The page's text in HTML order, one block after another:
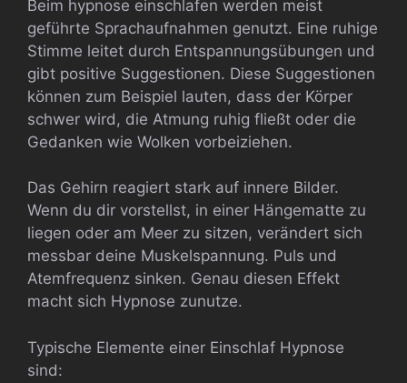
Beim hypnose einschlafen werden meist
geführte Sprachaufnahmen genutzt. Eine ruhige
Stimme leitet durch Entspannungsübungen und
gibt positive Suggestionen. Diese Suggestionen
können zum Beispiel lauten, dass der Körper
schwer wird, die Atmung ruhig fließt oder die
Gedanken wie Wolken vorbeiziehen.
Das Gehirn reagiert stark auf innere Bilder.
Wenn du dir vorstellst, in einer Hängematte zu
liegen oder am Meer zu sitzen, verändert sich
messbar deine Muskelspannung. Puls und
Atemfrequenz sinken. Genau diesen Effekt
macht sich Hypnose zunutze.
Typische Elemente einer Einschlaf Hypnose
sind: